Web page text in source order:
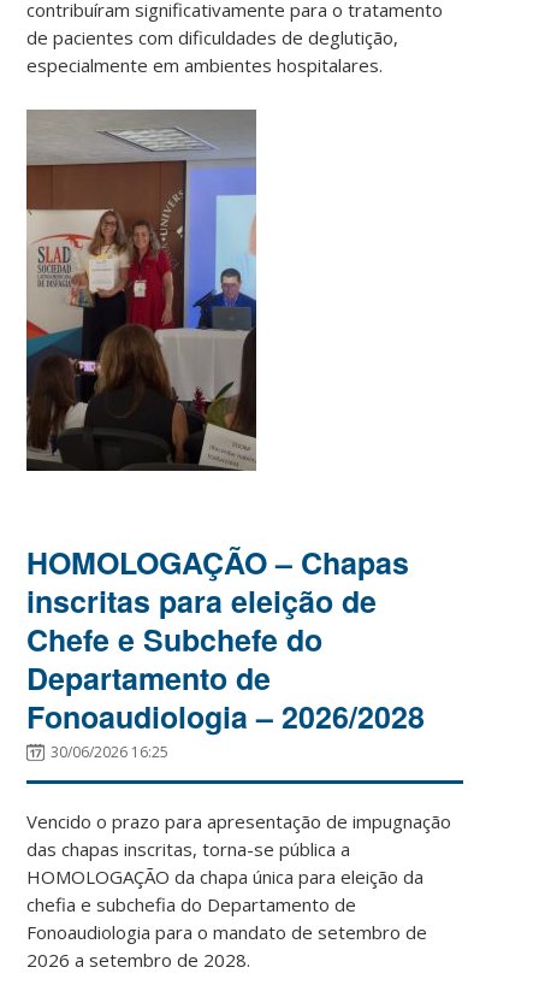
contribuíram significativamente para o tratamento
de pacientes com dificuldades de deglutição,
especialmente em ambientes hospitalares.
HOMOLOGAÇÃO – Chapas
inscritas para eleição de
Chefe e Subchefe do
Departamento de
Fonoaudiologia – 2026/2028
30/06/2026 16:25
Vencido o prazo para apresentação de impugnação
das chapas inscritas, torna-se pública a
HOMOLOGAÇÃO da chapa única para eleição da
chefia e subchefia do Departamento de
Fonoaudiologia para o mandato de setembro de
2026 a setembro de 2028.